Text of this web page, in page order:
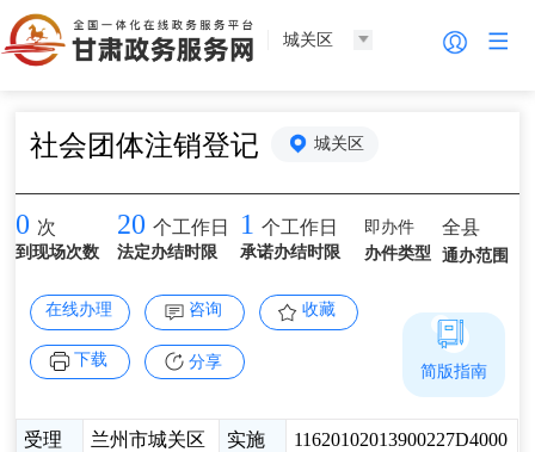
城关区
社会团体注销登记 城关区
0 次
到现场次数
20 个工作日
法定办结时限
1 个工作日
承诺办结时限
即办件
办件类型
全县
通办范围
在线办理 咨询 收藏
下载 分享
受理
兰州市城关区
实施
11620102013900227D4000
简版指南